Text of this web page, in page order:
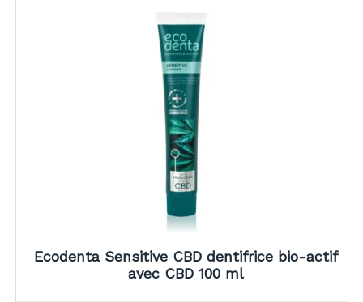
Ecodenta Sensitive CBD dentifrice bio-actif
avec CBD 100 ml